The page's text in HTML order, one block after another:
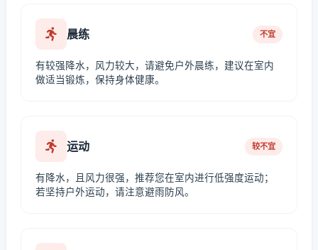
晨练 不宜
有较强降水，风力较大，请避免户外晨练，建议在室内
做适当锻炼，保持身体健康。
运动 较不宜
有降水，且风力很强，推荐您在室内进行低强度运动；
若坚持户外运动，请注意避雨防风。